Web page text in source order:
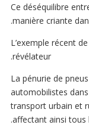
Ce déséquilibre
manière criante
L’exemple récent
révélateur.
La pénurie de
automobilistes
transport urbain et
affectant ainsi tous